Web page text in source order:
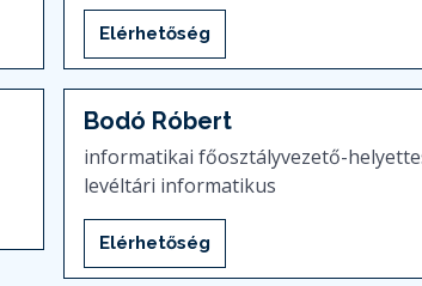
Elérhetőség
Bodó Róbert
informatikai főosztályvezető-
levéltári informatikus
Elérhetőség